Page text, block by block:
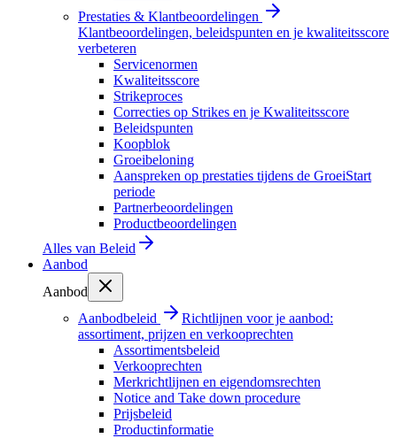
Prestaties & Klantbeoordelingen
Klantbeoordelingen, beleidspunten en je kwaliteitsscore
verbeteren
Servicenormen
Kwaliteitsscore
Strikeproces
Correcties op Strikes en je Kwaliteitsscore
Beleidspunten
Koopblok
Groeibeloning
Aanspreken op prestaties tijdens de GroeiStart
periode
Partnerbeoordelingen
Productbeoordelingen
Alles van Beleid
Aanbod
Aanbod
Aanbodbeleid
Richtlijnen voor je aanbod:
assortiment, prijzen en verkooprechten
Assortimentsbeleid
Verkooprechten
Merkrichtlijnen en eigendomsrechten
Notice and Take down procedure
Prijsbeleid
Productinformatie